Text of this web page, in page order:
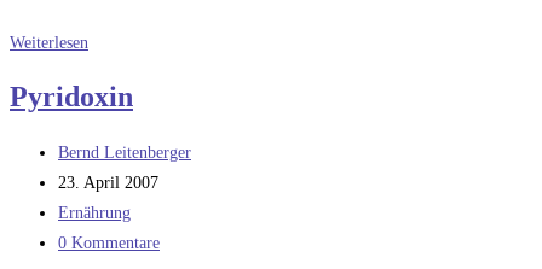
Weiterlesen
–
Vitamine
Pyridoxin
Beitrags-
Autor:
Bernd Leitenberger
Beitrag
veröffentlicht:
23. April 2007
Beitrags-
Kategorie:
Ernährung
Beitrags-
0 Kommentare